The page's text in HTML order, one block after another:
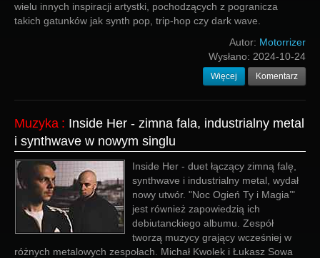
wielu innych inspiracji artystki, pochodzących z pogranicza
takich gatunków jak synth pop, trip-hop czy dark wave.
Autor: Motorrizer
Wysłano: 2024-10-24
Więcej Komentarz
Muzyka : Inside Her - zimna fala, industrialny metal
i synthwave w nowym singlu
Inside Her - duet łączący zimną falę,
synthwave i industrialny metal, wydał
nowy utwór. "Noc Ogień Ty i Magia’"
jest również zapowiedzią ich
debiutanckiego albumu. Zespół
tworzą muzycy grający wcześniej w
różnych metalowych zespołach. Michał Kwolek i Łukasz Sowa